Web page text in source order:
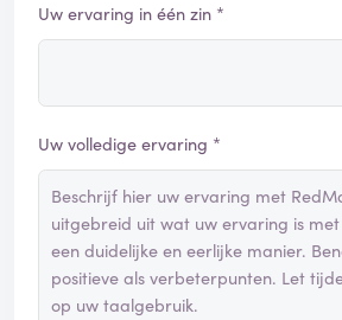
Uw ervaring in één zin *
Uw volledige ervaring *